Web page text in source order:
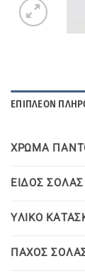
ΕΠΙΠΛΈΟΝ
ΧΡΩΜΑ
ΕΙΔΟΣ ΣΟΛΑΣ
YΛΙΚΟ
ΠΑΧΟΣ